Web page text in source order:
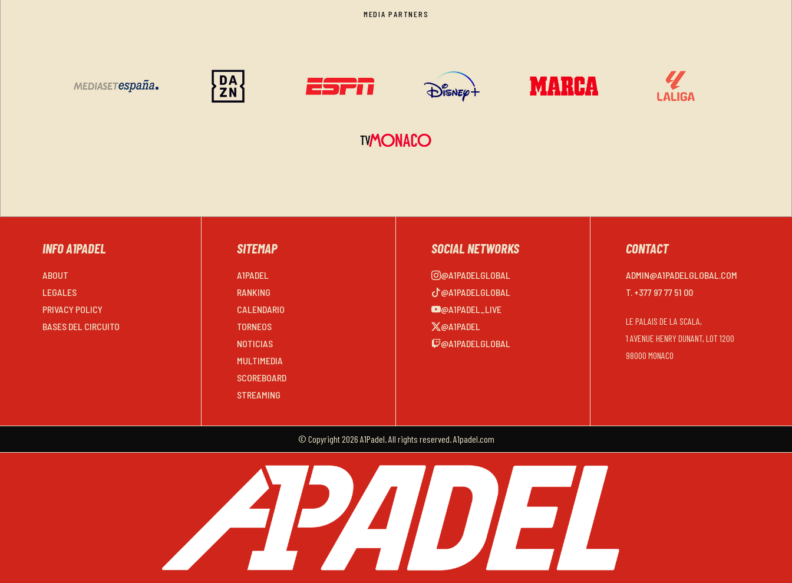
MEDIA PARTNERS
INFO A1PADEL
ABOUT
LEGALES
PRIVACY POLICY
BASES DEL CIRCUITO
SITEMAP
A1PADEL
RANKING
CALENDARIO
TORNEOS
NOTICIAS
MULTIMEDIA
SCOREBOARD
STREAMING
SOCIAL NETWORKS
@A1PADELGLOBAL
@A1PADELGLOBAL
@A1PADEL_LIVE
@A1PADEL
@A1PADELGLOBAL
CONTACT
ADMIN@A1PADELGLOBAL.COM
T. +377 97 77 51 00
LE PALAIS DE LA SCALA,
1 AVENUE HENRY DUNANT, LOT 1200
98000 MONACO
© Copyright 2026 A1Padel. All rights reserved. A1padel.com